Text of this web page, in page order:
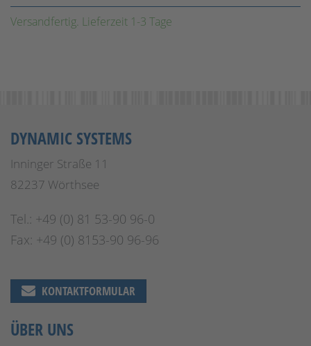
Versandfertig. Lieferzeit 1-3 Tage
DYNAMIC SYSTEMS
Inninger Straße 11
82237 Wörthsee
Tel.: +49 (0) 81 53-90 96-0
Fax: +49 (0) 8153-90 96-96
KONTAKTFORMULAR
ÜBER UNS